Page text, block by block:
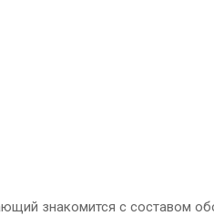
знакомится с составом